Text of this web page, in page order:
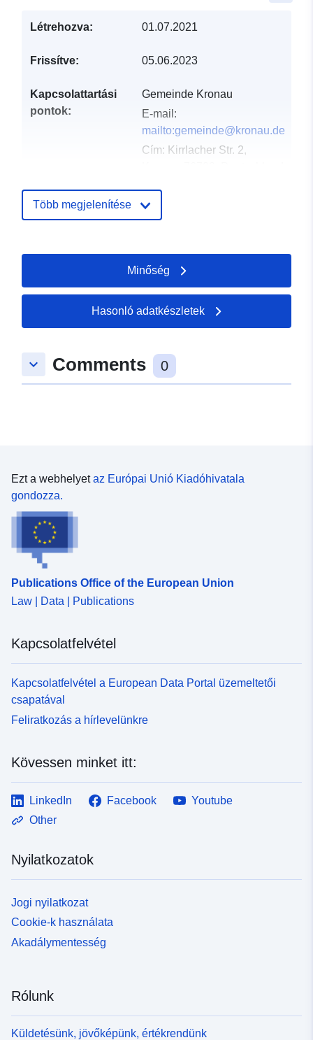
Létrehozva: 01.07.2021
Frissítve: 05.06.2023
Kapcsolattartási
pontok:
Gemeinde Kronau
E-mail:
mailto:gemeinde@kronau.de
Cím: Kirrlacher Str. 2,
Katalógus-
Hozzáadva a data.europa.eu-hoz:
August 2026
Koordináták:
49.2254475 ], [ 8.6297791,
49.2202107 ], [ 8.623764,
49.2202107 ], [ 8.623764,
Több megjelenítése
Minőség
Hasonló adatkészletek
keyboard_arrow_down Comments 0
Ezt a webhelyetaz Európai Unió Kiadóhivatala
gondozza.
Publications Office of the European Union
Law | Data | Publications
Kapcsolatfelvétel
Kapcsolatfelvétel a European Data Portal üzemeltetői
csapatával
Feliratkozás a hírlevelünkre
Kövessen minket itt:
LinkedIn Facebook
Youtube
Other
Nyilatkozatok
Jogi nyilatkozat
Cookie-k használata
Akadálymentesség
Rólunk
Küldetésünk, jövőképünk, értékrendünk